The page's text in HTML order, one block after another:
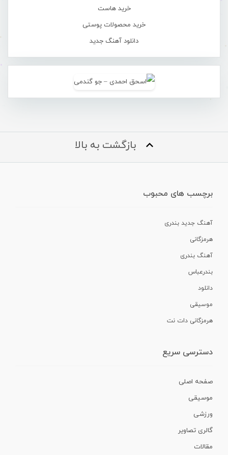
خرید هاست
خرید محصولات پوستی
دانلود آهنگ جدید
بازگشت به بالا
برچسب های محبوب
آهنگ جدید بندری
هرمزگانی
آهنگ بندری
بندرعباس
دانلود
موسیقی
هرمزگانی دات نت
دسترسی سریع
صفحه اصلی
موسیقی
ورزشی
گالری تصاویر
مقالات